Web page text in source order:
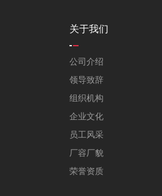
关于我们
公司介绍
领导致辞
组织机构
企业文化
员工风采
厂容厂貌
荣誉资质